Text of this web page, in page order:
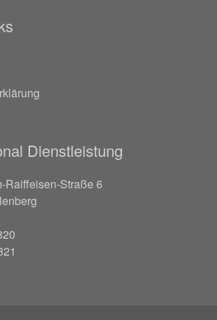
Dienstleistung
Raiffeisen-Straße 6